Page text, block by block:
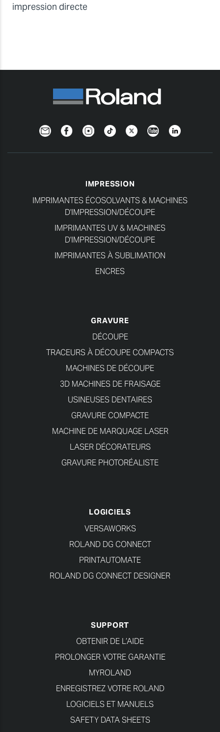
impression directe
NewsletterFacebookInstagramTikTokTwitterYouTubeLinkedin
IMPRESSION
IMPRIMANTES ÉCOSOLVANTS & MACHINES
D'IMPRESSION/DÉCOUPE
IMPRIMANTES UV & MACHINES
D'IMPRESSION/DÉCOUPE
IMPRIMANTES À SUBLIMATION
ENCRES
GRAVURE
DÉCOUPE
TRACEURS À DÉCOUPE COMPACTS
MACHINES DE DÉCOUPE
3D MACHINES DE FRAISAGE
USINEUSES DENTAIRES
GRAVURE COMPACTE
MACHINE DE MARQUAGE LASER
LASER DÉCORATEURS
GRAVURE PHOTORÉALISTE
LOGICIELS
VERSAWORKS
ROLAND DG CONNECT
PRINTAUTOMATE
ROLAND DG CONNECT DESIGNER
SUPPORT
OBTENIR DE L’AIDE
PROLONGER VOTRE GARANTIE
MYROLAND
ENREGISTREZ VOTRE ROLAND
LOGICIELS ET MANUELS
SAFETY DATA SHEETS